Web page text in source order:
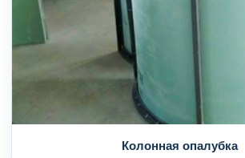
Колонная опалубка